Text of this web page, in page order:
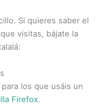
Si quieres saber el
visitas, bájate la
para los que usáis un
Firefox.